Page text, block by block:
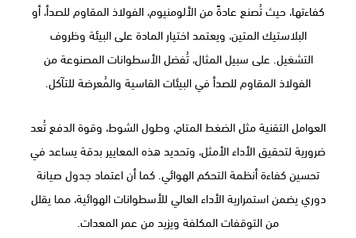
كفاءتها، حيث تُصنع عادةً من الألومنيوم، الفولاذ المقاوم للصدأ، أو
البلاستيك المتين، ويعتمد اختيار المادة على البيئة وظروف
التشغيل. على سبيل المثال، تُفضل الأسطوانات المصنوعة من
الفولاذ المقاوم للصدأ في البيئات القاسية والمُعرضة للتآكل.
العوامل التقنية مثل الضغط المتاح، وطول الشوط، وقوة الدفع تُعد
ضرورية لتحقيق الأداء الأمثل، وتحديد هذه المعايير بدقة يساعد في
تحسين كفاءة أنظمة التحكم الهوائي. كما أن اعتماد جدول صيانة
دوري يضمن استمرارية الأداء العالي للأسطوانات الهوائية، مما يقلل
من التوقفات المكلفة ويزيد من عمر المعدات.